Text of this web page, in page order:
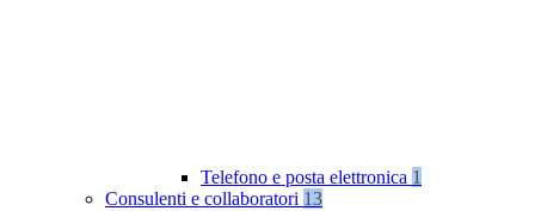
Telefono e posta elettronica 1
Consulenti e collaboratori 13